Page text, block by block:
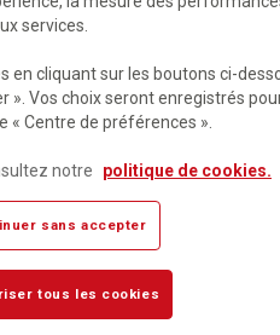
Retour à l'accueil
si validation
services.
en cliquant sur les boutons ci-
». Vos choix seront enregistrés
Centre de préférences ».
notre politique de cookies.
sans accepter
tous les cookies